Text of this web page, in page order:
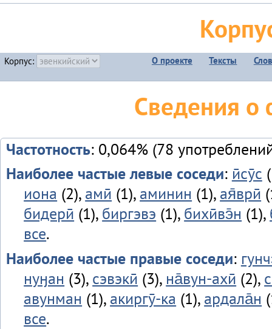
Корпус: О проекте Тексты
Сведения о
Частотность: 0,064% (78
Наиболее частые левые соседи: ӣсӯс
иона (2), амӣ (1), аминин (1), ая̄врӣ
бидерӣ (1), биргэвэ (1), бихӣвэ̄н (1),
все.
Наиболее частые правые соседи:
нуӈан (3), сэвэкӣ (3), на̄вун-ахӣ (2),
авунман (1), акиргӯ-ка (1), ардала̄н
все.